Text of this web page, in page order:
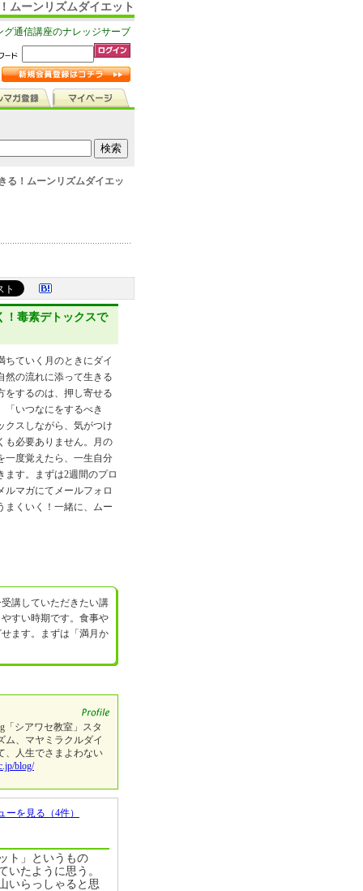
ムーンリズムダイエット
通信講座のナレッジサーブ
る！ムーンリズムダイエッ
！毒素デトックスで
ちていく月のときにダイ
然の流れに添って生きる
をするのは、押し寄せる
「いつなにをするべき
クスしながら、気がつけ
も必要ありません。月の
一度覚えたら、一生自分
す。まずは2週間のプロ
ルマガにてメールフォロ
まくいく！一緒に、ムー
講していただきたい講
すい時期です。食事や
ます。まずは「満月か
「シアワセ教室」スタ
ム、マヤミラクルダイ
、人生でさまよわない
blog/
ーを見る（4件）
ト」というもの
いたように思う。
いらっしゃると思